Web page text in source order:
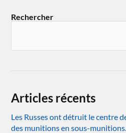
Rechercher
Articles récents
Les Russes ont détruit le centre
des munitions en sous-